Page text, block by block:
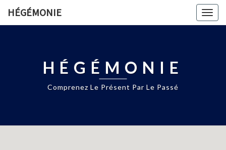
HÉGÉMONIE
HÉGÉMONIE
Comprenez Le Présent Par Le Passé